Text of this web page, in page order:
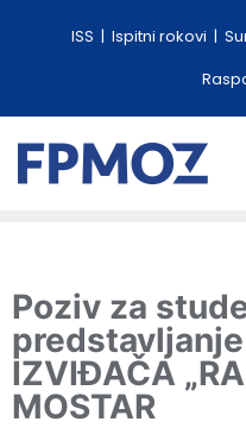
ISS Ispitni rokovi
Poziv za
predstavljanje
IZVIĐAČA
MOSTAR